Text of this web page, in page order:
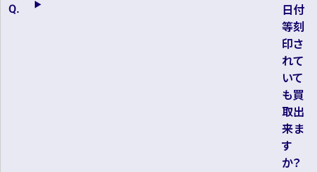
日付
等刻
印さ
れて
いて
も買
取出
来ま
す
か？